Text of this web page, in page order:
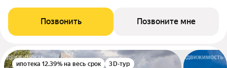
Позвонить Позвоните мне
ипотека 12.39% на весь срок 3D-тур